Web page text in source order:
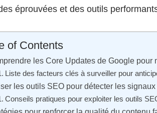
éprouvées et des outils
of Contents
les Core Updates de Google pour
Liste des facteurs clés à surveiller pour
les outils SEO pour détecter les
Conseils pratiques pour exploiter les outils